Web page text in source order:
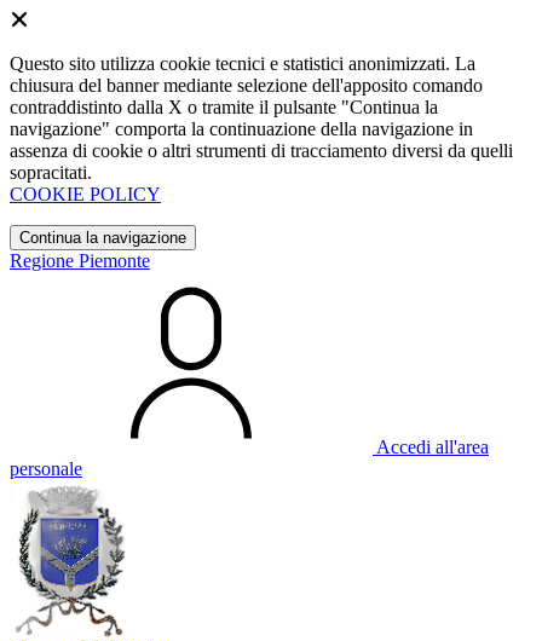
Questo sito utilizza cookie tecnici e statistici anonimizzati. La
chiusura del banner mediante selezione dell'apposito comando
contraddistinto dalla X o tramite il pulsante "Continua la
navigazione" comporta la continuazione della navigazione in
assenza di cookie o altri strumenti di tracciamento diversi da quelli
sopracitati.
COOKIE POLICY
Continua la navigazione
Regione Piemonte
Accedi all'area
personale